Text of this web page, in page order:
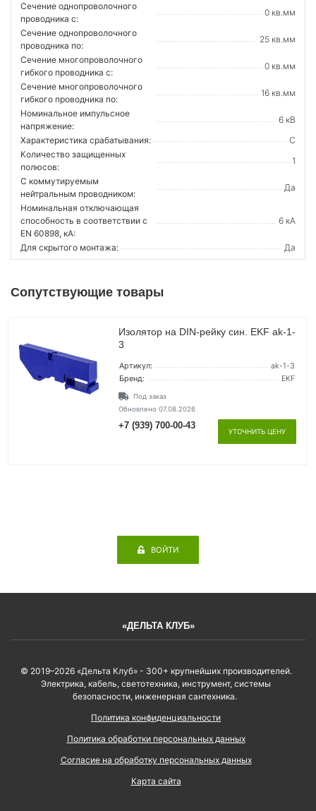
Сечение однопроволочного
проводника с:
0 кв.мм
Сечение однопроволочного
проводника по:
25 кв.мм
Сечение многопроволочного
гибкого проводника с:
0 кв.мм
Сечение многопроволочного
гибкого проводника по:
16 кв.мм
Номинальное импульсное
напряжение:
6 кВ
Характеристика срабатывания:
C
Количество защищенных
полюсов:
1
С коммутируемым
нейтральным проводником:
Да
Номинальная отключающая
способность в соответствии с
EN 60898, кА:
6 кА
Для скрытого монтажа: Да
Сопутствующие товары
Изолятор на DIN-рейку син. EKF ak-1-
3
Артикул:
ak-1-3
Бренд:
EKF
Под заказ
Обновлено 07.08.2026
+7 (939) 700-00-43
УТОЧНИТЬ ЦЕНУ
ВОЙТИ
«ДЕЛЬТА КЛУБ»
© 2019–2026 «Дельта Клуб» - 300+ крупнейших производителей.
Электрика, кабель, светотехника, инструмент, системы
безопасности, инженерная сантехника.
Политика конфиденциальности
Политика обработки персональных данных
Согласие на обработку персональных данных
Карта сайта